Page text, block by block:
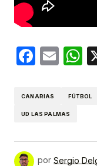
CANARIAS FÚTBOL
UD LAS PALMAS
por Sergio